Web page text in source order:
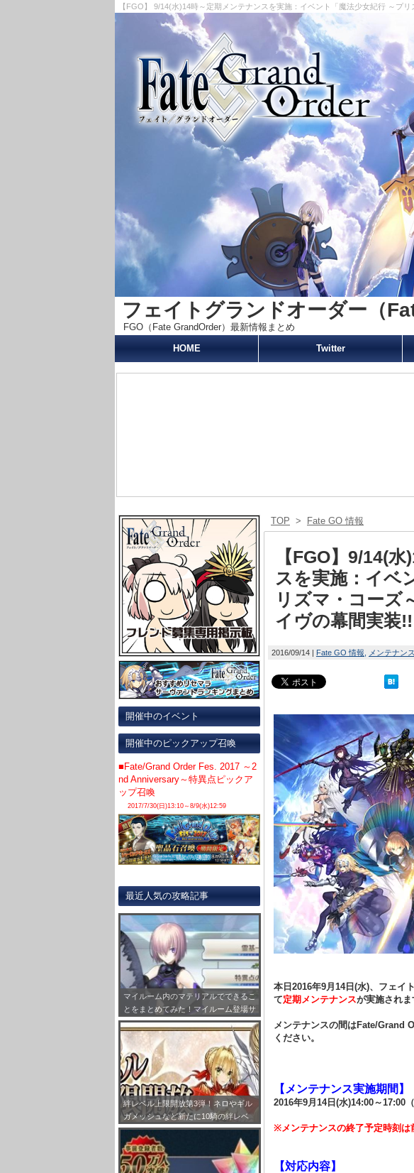
【FGO】 9/14(水)14時～定期メンテナンスを実施：イベント「魔法少女紀行 ～プ
フェイトグランドオーダー（
FGO（Fate GrandOrder）最新情報まとめ
HOME
Twitter
開催中のイベント
開催中のピックアップ召喚
■Fate/Grand Order Fes. 2017 ～2
nd Anniversary～特異点ピックア
ップ召喚
2017/7/30(日)13:10～8/9(水)12:59
最近人気の攻略記事
マイルーム内のマテリアルでできるこ
とをまとめてみた！マイルーム登場サ
ーヴァント設定も！
絆レベル上限開放第3弾！ネロやギル
ガメッシュなど新たに10騎の絆レベ
ルが最大Lv.10まで開放!!
TOP > Fate GO 情報
【FGO】9/14(
スを実施：イベ
リズマ・コーズ
イヴの幕間実装!!
2016/09/14 Fate GO 情報 メンテナンス
本日2016年9月14日(水)、フェイ
て定期メンテナンスが実施されま
メンテナンスの間はFate/Grand
ください。
【メンテナンス実施期間】
2016年9月14日(水)14:00～17:00（
※メンテナンスの終了予定時刻は
【対応内容】